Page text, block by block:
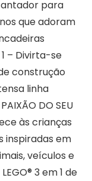
para
que adoram
1 – Divirta-se
construção
linha
DO SEU
às crianças
inspiradas em
veículos e
3 em 1 de